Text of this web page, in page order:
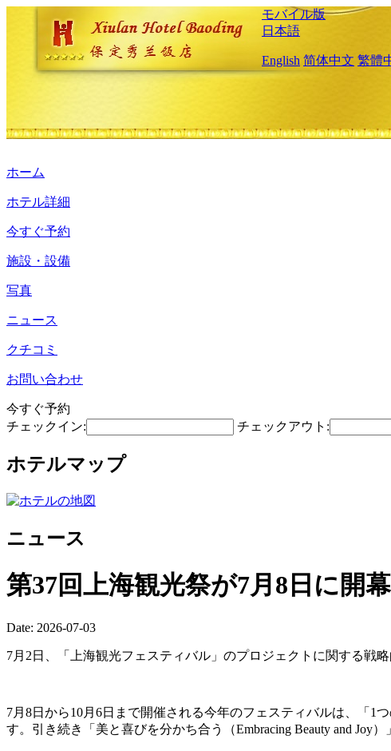
モバイル版
日本語
English 简体中文 繁體
ホーム
ホテル詳細
今すぐ予約
施設・設備
写真
ニュース
クチコミ
お問い合わせ
今すぐ予約
チェックイン:
チェックアウト:
ホテルマップ
ニュース
第37回上海観光祭が7月8日に開幕
Date: 2026-07-03
7月2日、「上海観光フェスティバル」のプロジェクトに関する戦
7月8日から10月6日まで開催される今年のフェスティバルは、「1
す。引き続き「美と喜びを分かち合う（Embracing Beauty and Joy